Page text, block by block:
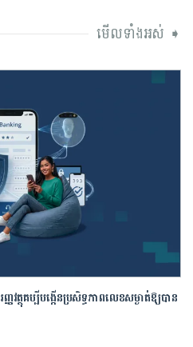
មើលទាំងអស់ ➧
ត្ថុគប្បីបង្កើនប្រសិទ្ធភាពលេខសម្ងាត់ឱ្យបាន